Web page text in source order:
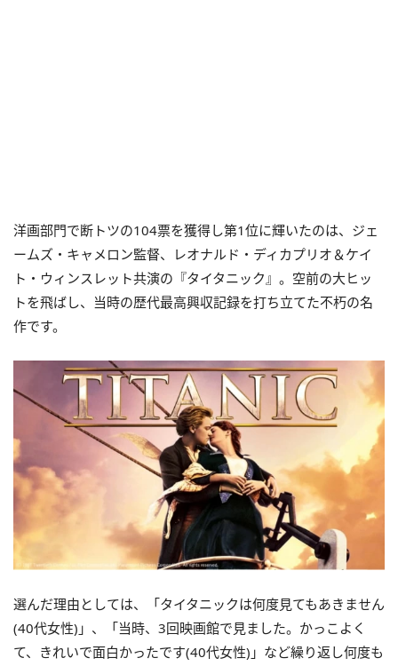
洋画部門で断トツの104票を獲得し第1位に輝いたのは、ジェ
ームズ・キャメロン監督、レオナルド・ディカプリオ＆ケイ
ト・ウィンスレット共演の『タイタニック』。空前の大ヒッ
トを飛ばし、当時の歴代最高興収記録を打ち立てた不朽の名
作です。
選んだ理由としては、「タイタニックは何度見てもあきません
(40代女性)」、「当時、3回映画館で見ました。かっこよく
て、きれいで面白かったです(40代女性)」など繰り返し何度も